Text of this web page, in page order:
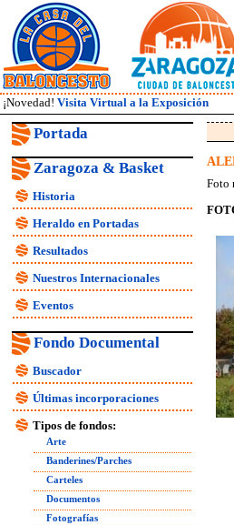
¡Novedad! Visita Virtual a la Exposición
Portada
Zaragoza & Basket
Historia
Heraldo en Portadas
Resultados
Nuestros Internacionales
Eventos
Fondo Documental
Buscador
Últimas incorporaciones
Tipos de fondos:
Arte
Banderines/Parches
Carteles
Documentos
Fotografías
Foto